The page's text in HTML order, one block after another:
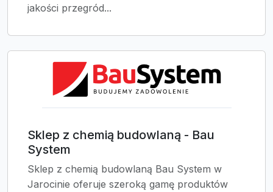
jakości przegród...
Sklep z chemią budowlaną - Bau
System
Sklep z chemią budowlaną Bau System w
Jarocinie oferuje szeroką gamę produktów